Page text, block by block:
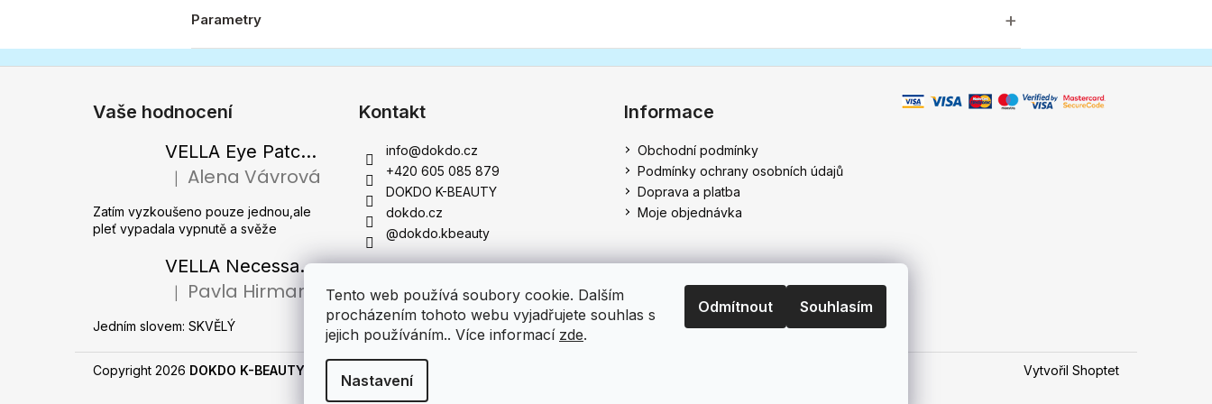
Tento web používá soubory cookie. Dalším
procházením tohoto webu vyjadřujete souhlas s
jejich používáním.. Více informací zde.
Nastavení
Odmítnout Souhlasím
Parametry
Vaše hodnocení
VELLA Eye Patch PDRN 2000 - Tající hydrogelové náplasti pod oči s PDRN 72 g / 60 ks
Hodnocení produktu je 5 z 5 hvězdiček.
Alena Vávrová
Zatím vyzkoušeno pouze jednou,ale
pleť vypadala vypnutě a svěže
VELLA Necessary Wrinkle Free Ampoule - Protivrásková ampule s kolagenovými vlákny a zlatým práškem 50 ml
Hodnocení produktu je 5 z 5 hvězdiček.
Jedním slovem: SKVĚLÝ
Kontakt
info@dokdo.cz
+420 605 085 879
DOKDO K-BEAUTY
dokdo.cz
@dokdo.kbeauty
Informace
Obchodní podmínky
Podmínky ochrany osobních údajů
Doprava a platba
Moje objednávka
Vytvořil Shoptet
Copyright 2026 DOKDO K-BEAUTY - Originální korejská kosmetika